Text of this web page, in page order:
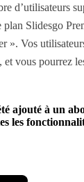
d’utilisateurs
Slidesgo
». Vos
et vous pourrez
ajouté à un
les